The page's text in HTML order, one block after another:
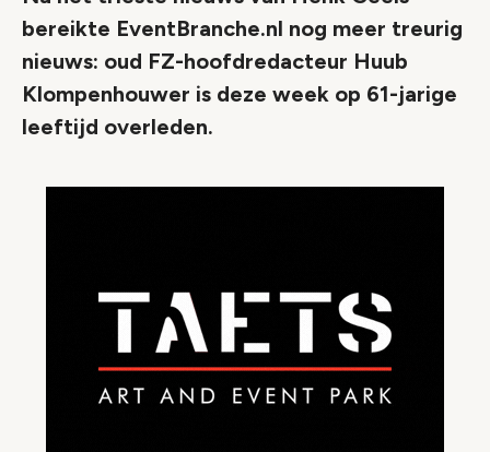
bereikte EventBranche.nl nog meer treurig
nieuws: oud FZ-hoofdredacteur Huub
Klompenhouwer is deze week op 61-jarige
leeftijd overleden.